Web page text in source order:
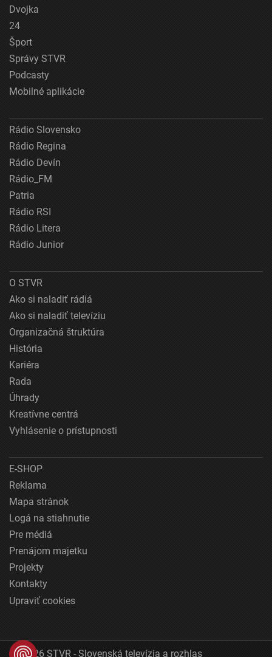
Dvojka
24
Šport
Správy STVR
Podcasty
Mobilné aplikácie
Rádio Slovensko
Rádio Regina
Rádio Devín
Rádio_FM
Patria
Rádio RSI
Rádio Litera
Rádio Junior
O STVR
Ako si naladiť rádiá
Ako si naladiť televíziu
Organizačná štruktúra
História
Kariéra
Rada
Úhrady
Kreatívne centrá
Vyhlásenie o prístupnosti
E-SHOP
Reklama
Mapa stránok
Logá na stiahnutie
Pre médiá
Prenájom majetku
Projekty
Kontakty
Upraviť cookies
© 2026 STVR - Slovenská televízia a rozhlas